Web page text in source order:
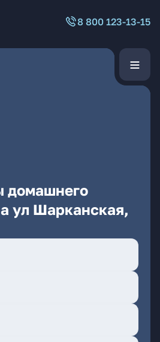
8 800 123-13-15
домашнего
ул Шарканская,